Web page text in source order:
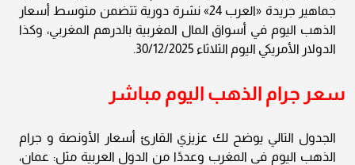
جماهير جريدة «العرب 24» نشرة دورية تتضمن متوسط أسعار
الذهب اليوم في أسواق المال المغربية بالدرهم المغربي، وكذا
الدولار الأمريكي اليوم الثلاثاء 30/12/2025.
سعر جرام الذهب اليوم مباشر
الجدول التالي يوضح لك عزيزي القارئ أسعار الأونصة و جرام
الذهب اليوم في المغرب وعددًا من الدول العربية مثل: عمان،